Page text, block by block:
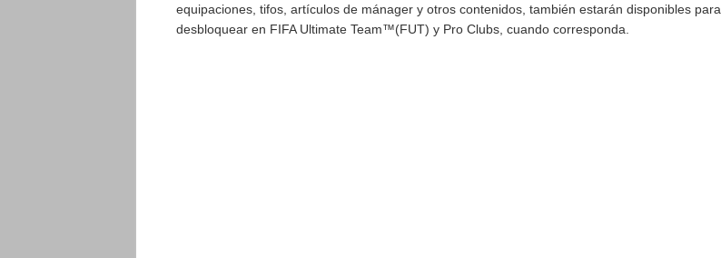
equipaciones, tifos, artículos de mánager y otros contenidos, también estarán disponibles para
desbloquear en FIFA Ultimate Team™(FUT) y Pro Clubs, cuando corresponda.